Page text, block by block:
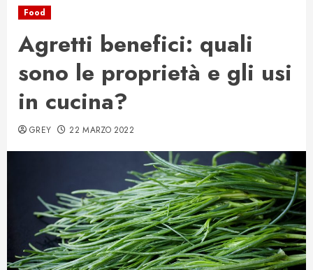
Food
Agretti benefici: quali
sono le proprietà e gli usi
in cucina?
GREY 22 MARZO 2022